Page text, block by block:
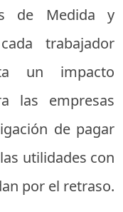
de Medida y
trabajador
un impacto
las empresas
de pagar
utilidades con
por el retraso.